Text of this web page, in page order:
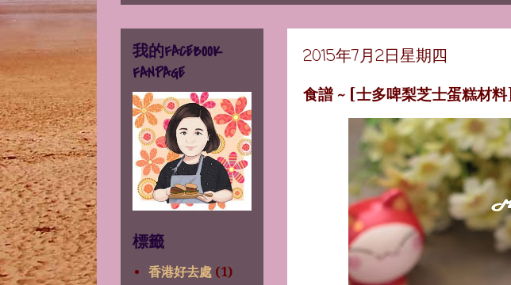
2015年7月2日星期四
食譜 ~ [士多啤梨芝士蛋糕材料]
我的FACEBOOK
FANPAGE
標籤
香港好去處 (1)